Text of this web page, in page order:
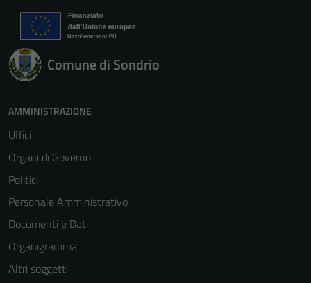
Comune di Sondrio
AMMINISTRAZIONE
Uffici
Organi di Governo
Politici
Personale Amministrativo
Documenti e Dati
Organigramma
Altri soggetti